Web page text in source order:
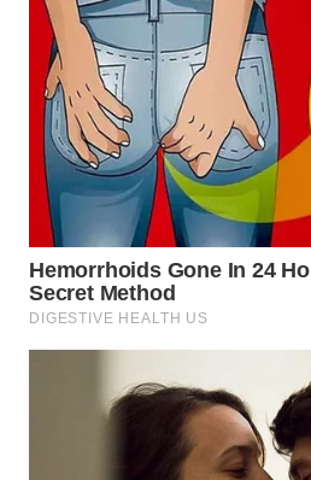
WN
TANJUNG
LESUNG
WN
KARO
WN
SIMALUNGUN
WN